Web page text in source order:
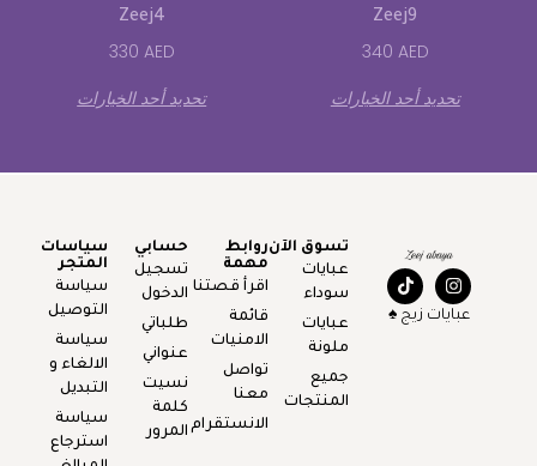
Zeej9
340 AED
تحديد أحد الخيارات
Zeej4
330 AED
تحديد أحد الخيارات
عبايات زيج ♠️
تسوق الآن
عبايات
سوداء
عبايات
ملونة
جميع
المنتجات
روابط
مهمة
اقرأ قصتنا
قائمة
الامنيات
تواصل
معنا
الانستقرام
حسابي
تسجيل
الدخول
طلباتي
عنواني
نسيت
كلمة
المرور
سياسات
المتجر
سياسة
التوصيل
سياسة
الالغاء و
التبديل
سياسة
استرجاع